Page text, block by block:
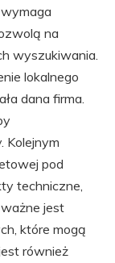
na
wyszukiwania.
lokalnego
dana firma.
Kolejnym
pod
techniczne,
jest
które mogą
również